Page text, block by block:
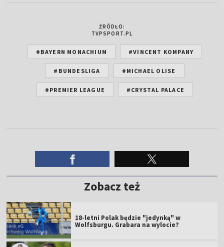
ŹRÓDŁO:
TVPSPORT.PL
#BAYERN MONACHIUM #VINCENT KOMPANY
#BUNDESLIGA #MICHAEL OLISE
#PREMIER LEAGUE #CRYSTAL PALACE
Zobacz też
18-letni Polak będzie "jedynką" w
Wolfsburgu. Grabara na wylocie?